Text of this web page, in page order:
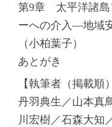
第9章 太平洋諸島
ーへの介入―地域
（小柏葉子）
あとがき
【執筆者（掲載順
丹羽典生／山本真
川宏樹／石森大知